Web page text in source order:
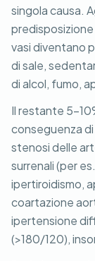
singola causa.
vasi diventano
di sale,
di alcol, fumo,
Il restante 5-
conseguenza
stenosi delle
surrenali (per
ipertiroidismo,
coartazione
ipertensione
(>180/120),